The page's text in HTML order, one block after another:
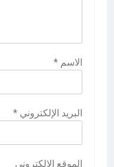
الاسم *
البريد الإلكتروني *
الموقع الإلكتروني